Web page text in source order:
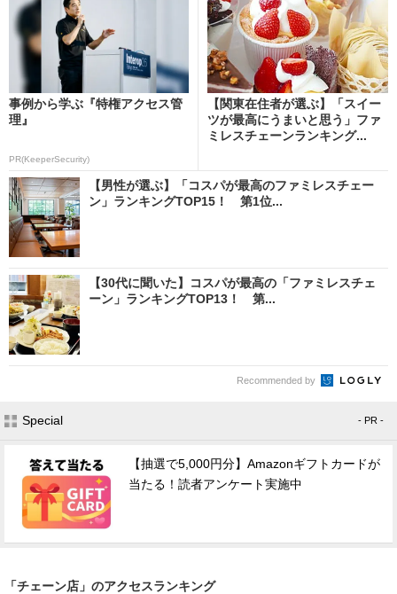
事例から学ぶ『特権アクセス管
理』
PR(KeeperSecurity)
【関東在住者が選ぶ】「スイー
ツが最高にうまいと思う」ファ
ミレスチェーンランキング...
【男性が選ぶ】「コスパが最高のファミレスチェー
ン」ランキングTOP15！ 第1位...
【30代に聞いた】コスパが最高の「ファミレスチェ
ーン」ランキングTOP13！ 第...
Recommended by
Special - PR -
【抽選で5,000円分】Amazonギフトカードが
当たる！読者アンケート実施中
「チェーン店」のアクセスランキング